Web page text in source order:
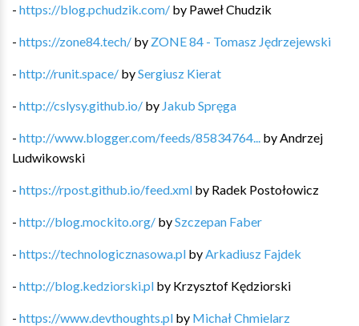
- https://blog.pchudzik.com/ by Paweł Chudzik
- https://zone84.tech/ by ZONE 84 - Tomasz Jędrzejewski
- http://runit.space/ bySergiusz Kierat
- http://cslysy.github.io/ by Jakub Spręga
- http://www.blogger.com/feeds/85834764... by Andrzej
Ludwikowski
- https://rpost.github.io/feed.xml by Radek Postołowicz
- http://blog.mockito.org/ bySzczepan Faber
- https://technologicznasowa.pl by Arkadiusz Fajdek
- http://blog.kedziorski.pl by Krzysztof Kędziorski
- https://www.devthoughts.pl by Michał Chmielarz